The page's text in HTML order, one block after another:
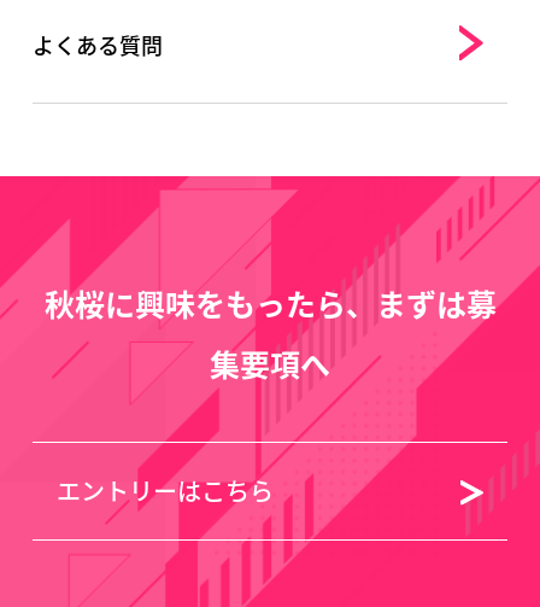
よくある質問
秋桜に興味をもったら、まずは募
集要項へ
エントリーはこちら